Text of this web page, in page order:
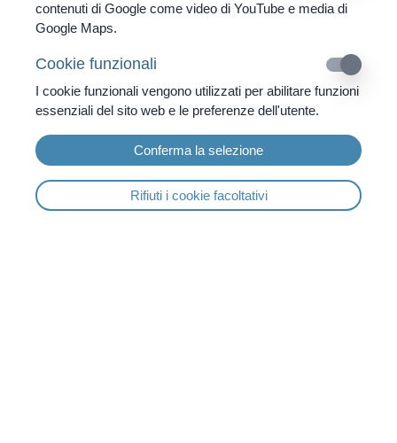
contenuti di Google come video di YouTube e media di
Google Maps.
Cookie funzionali
I cookie funzionali vengono utilizzati per abilitare funzioni
essenziali del sito web e le preferenze dell'utente.
Conferma la selezione
Rifiuti i cookie facoltativi
frequenza, l'intensità e la durata del trattamento. Un gel di
contatto viene applicato sulla pelle sopra l'area da trattare
L'applicatore del dispositivo viene posizionato sulla pelle
coperta di gel, e le onde d'urto vengono dirette nel tessuto.
Durante il trattamento, il terapista può regolare i parametri
per ottenere l'effetto migliore possibile e garantire il comfort
del paziente.
Dopo il trattamento, l'area trattata viene controllata per